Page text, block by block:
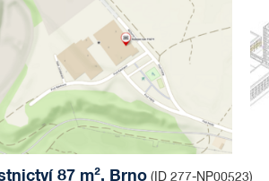
87 m², Brno (ID 277-NP00523)